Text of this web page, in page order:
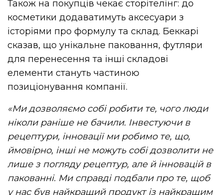
Також на покупців чекає сторітелінг: до
косметики додаватимуть аксесуари з
історіями про формулу та склад. Беккарі
сказав, що унікальне паковання, футляри
для перенесення та інші складові
елементи стануть частиною
позиціонування компанії.
«Ми дозволяємо собі робити те, чого люди
ніколи раніше не бачили. Інвестуючи в
рецептури, інновації ми робимо те, що,
ймовірно, інші не можуть собі дозволити не
лише з погляду рецептур, але й інновацій в
пакованні. Ми справді подбали про те, щоб
у нас був найкращий продукт із найкращим